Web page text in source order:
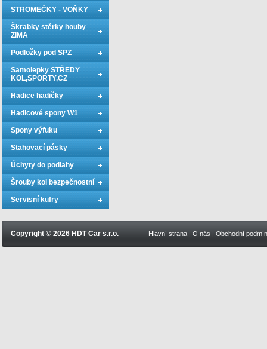
STROMEČKY - VOŇKY
Škrabky stěrky houby
ZIMA
Podložky pod SPZ
Samolepky STŘEDY
KOL,SPORTY,CZ
Hadice hadičky
Hadicové spony W1
Spony výfuku
Stahovací pásky
Úchyty do podlahy
Šrouby kol bezpečnostní
Servisní kufry
Copyright © 2026 HDT Car s.r.o. Hlavní strana | O nás | Obchodní